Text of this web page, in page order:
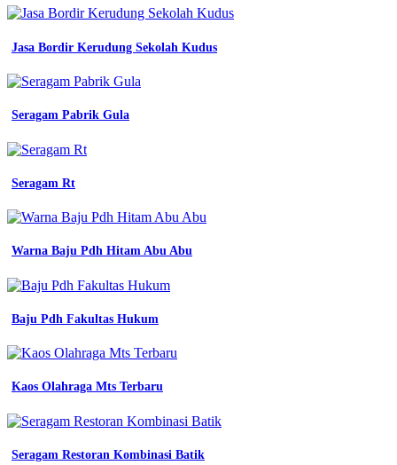
jualbeli
seragam
jasket
santri
putri
jahit
seragam
kerja
medan
62
4541
berkualitas
baju
safety
proyek
kombinasi
abu
merah
seragam
kerja
terbaru
Jasa Bordir Kerudung Sekolah Kudus
Seragam Pabrik Gula
Seragam Rt
Warna Baju Pdh Hitam Abu Abu
Baju Pdh Fakultas Hukum
Kaos Olahraga Mts Terbaru
Seragam Restoran Kombinasi Batik